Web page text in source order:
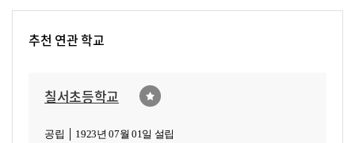
추천 연관 학교
칠서초등학교
공립 │ 1923년 07월 01일 설립